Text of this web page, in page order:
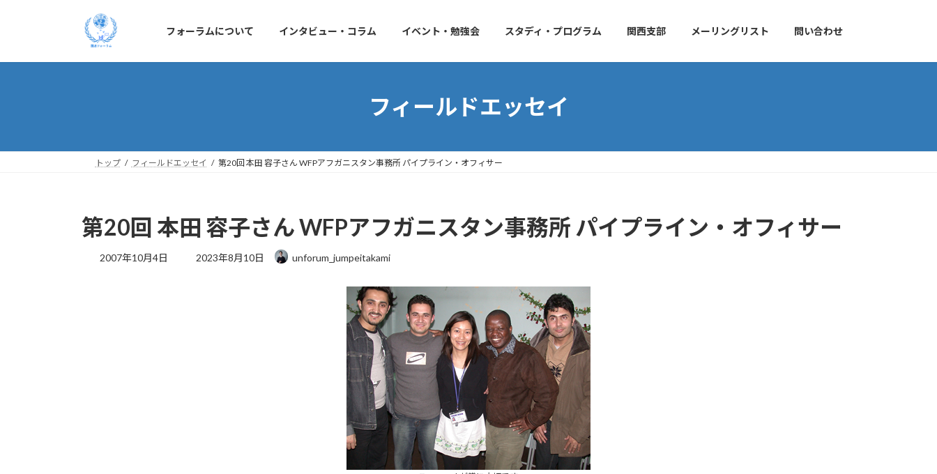
フォーラムについて インタビュー・コラム イベント・勉強会 スタディ・プログラム 関西支部 メーリングリスト 問い合わせ
フィールドエッセイ
トップ フィールドエッセイ 第20回 本田 容子さん WFPアフガニスタン事務所 パイプライン・オフィサー
第20回 本田 容子さん WFPアフガニスタン事務所 パイプライン・オフィサー
2007年10月4日
最
2023年8月10日 unforum_jumpeitakami